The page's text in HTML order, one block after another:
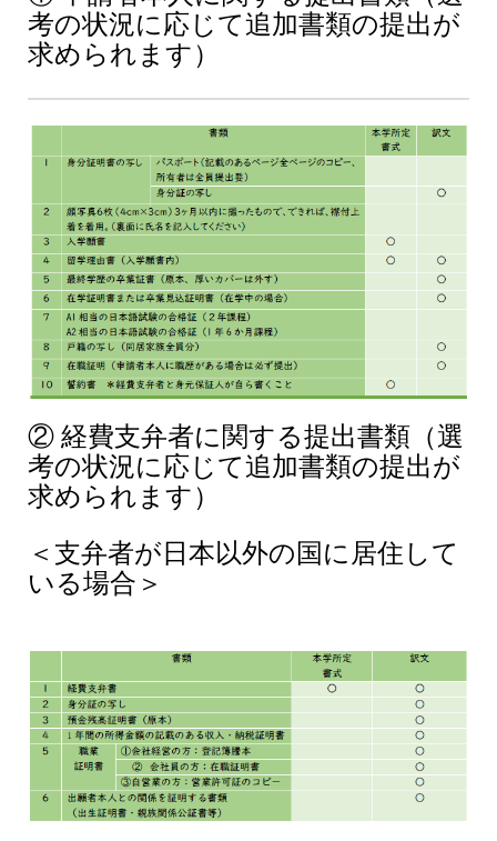
考の状況に応じて追加書類の提出が
求められます）
② 経費支弁者に関する提出書類（選
考の状況に応じて追加書類の提出が
求められます）
＜支弁者が日本以外の国に居住して
いる場合＞